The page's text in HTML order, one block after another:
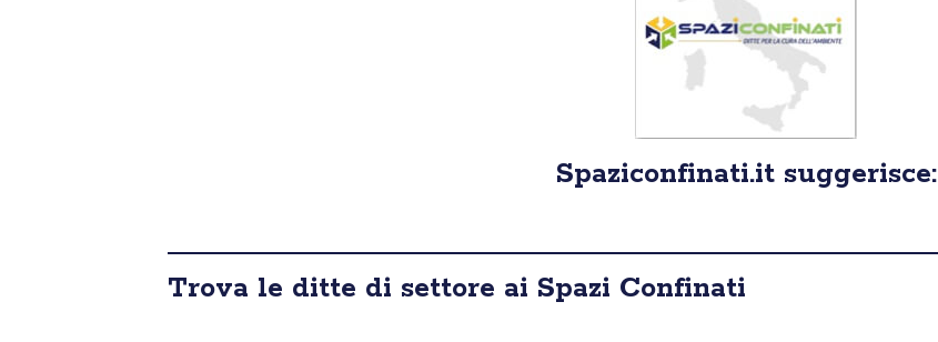
Spaziconfinati.it suggerisce:
Trova le ditte di settore ai Spazi Confinati